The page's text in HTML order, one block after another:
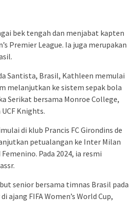
bek tengah dan menjabat kapten
Premier League. Ia juga merupakan
Santista, Brasil, Kathleen memulai
melanjutkan ke sistem sepak bola
Serikat bersama Monroe College,
Knights.
di klub Prancis FC Girondins de
petualangan ke Inter Milan
Pada 2024, ia resmi
senior bersama timnas Brasil pada
ajang FIFA Women’s World Cup,